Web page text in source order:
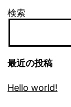
検索
最近の投稿
Hello world!